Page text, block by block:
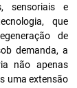
sensoriais e
que
de
demanda, a
não apenas
uma extensão